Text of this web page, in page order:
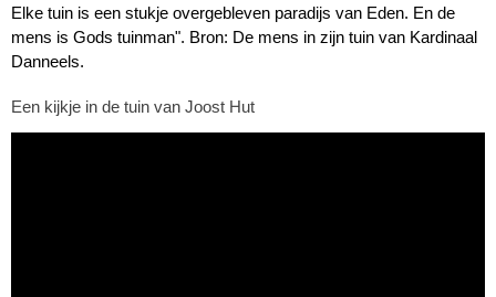
Elke tuin is een stukje overgebleven paradijs van Eden. En de
mens is Gods tuinman". Bron: De mens in zijn tuin van Kardinaal
Danneels.
Een kijkje in de tuin van Joost Hut